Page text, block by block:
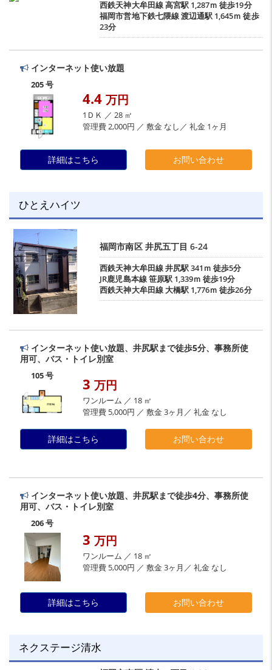
西鉄天神大牟田線高宮駅1,287ｍ 徒歩19分
福岡市営地下鉄七隈線渡辺通駅 1,645ｍ 徒歩
23分
インターネット使い放題
205 号
4.4 万円
1ＤＫ ／ 28 ㎡
管理費 2,000円 ／ 敷金 なし／ 礼金 1ヶ月
詳細はこちら お問い合わせ
ひとえハイツ
福岡市南区 井尻五丁目 6-24
西鉄天神大牟田線井尻駅341ｍ 徒歩5分
JR鹿児島本線笹原駅1,339ｍ 徒歩19分
西鉄天神大牟田線大橋駅1,776ｍ 徒歩26分
インターネット使い放題、井尻駅まで徒歩5分、事務所使
用可、バス・トイレ別室
105 号 3 万円
ワンルーム ／ 18 ㎡
管理費 5,000円 ／ 敷金 3ヶ月／ 礼金 なし
詳細はこちら お問い合わせ
インターネット使い放題、井尻駅まで徒歩4分、事務所使
用可、バス・トイレ別室
206 号
3 万円
ワンルーム ／ 18 ㎡
管理費 5,000円 ／ 敷金 3ヶ月／ 礼金 なし
詳細はこちら お問い合わせ
ネクステージ清水